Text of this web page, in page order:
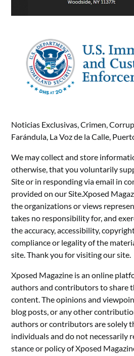
Noticias Exclusivas, Crimen,
Farándula, La Voz de la Calle,
We may collect and store
otherwise, that you voluntarily
Site or in responding via email in
provided on our Site.Xposed
the organizations or views
takes no responsibility for, and
the accuracy, accessibility,
compliance or legality of the
site. Thank you for visiting our site.
Xposed Magazine is an online
authors and contributors to share
content. The opinions and
blog posts, or any other
authors or contributors are solely
individuals and do not necessarily
stance or policy of Xposed